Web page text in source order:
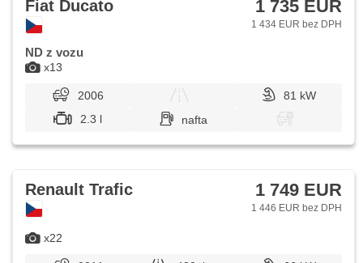
x13
Fiat Ducato 1 735 EUR
1 434 EUR bez DPH
ND z vozu
2006
81 kW
2.3 l
nafta
x22
Renault Trafic 1 749 EUR
1 446 EUR bez DPH